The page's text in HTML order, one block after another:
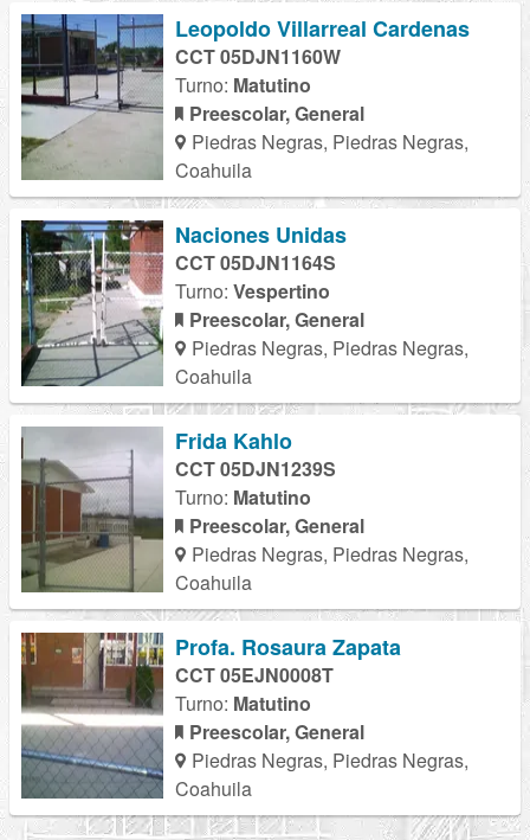
Leopoldo Villarreal Cardenas
CCT 05DJN1160W
Turno: Matutino
Preescolar, General
Piedras Negras, Piedras Negras,
Coahuila
Naciones Unidas
CCT 05DJN1164S
Turno: Vespertino
Preescolar, General
Piedras Negras, Piedras Negras,
Coahuila
Frida Kahlo
CCT 05DJN1239S
Turno: Matutino
Preescolar, General
Piedras Negras, Piedras Negras,
Coahuila
Profa. Rosaura Zapata
CCT 05EJN0008T
Turno: Matutino
Preescolar, General
Piedras Negras, Piedras Negras,
Coahuila